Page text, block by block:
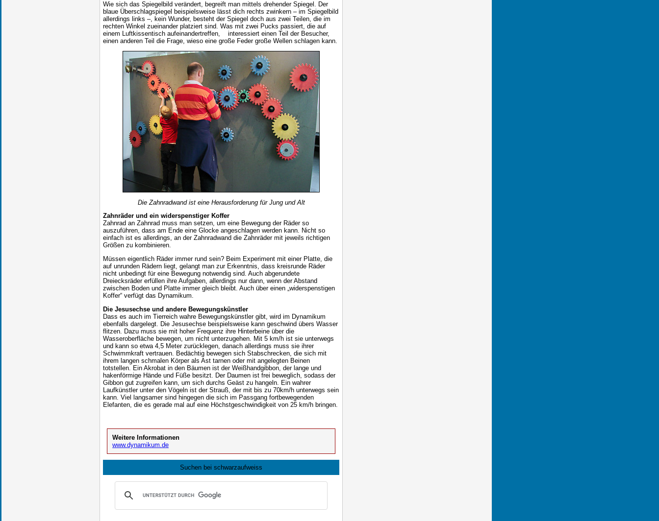
Wie sich das Spiegelbild verändert, begreift man mittels drehender Spiegel. Der
blaue Überschlagspiegel beispielsweise lässt dich rechts zwinkern – im Spiegelbild
allerdings links –, kein Wunder, besteht der Spiegel doch aus zwei Teilen, die im
rechten Winkel zueinander platziert sind. Was mit zwei Pucks passiert, die auf
einem Luftkissentisch aufeinandertreffen, interessiert einen Teil der Besucher,
einen anderen Teil die Frage, wieso eine große Feder große Wellen schlagen kann.
Die Zahnradwand ist eine Herausforderung für Jung und Alt
Zahnräder und ein widerspenstiger Koffer
Zahnrad an Zahnrad muss man setzen, um eine Bewegung der Räder so
auszuführen, dass am Ende eine Glocke angeschlagen werden kann. Nicht so
einfach ist es allerdings, an der Zahnradwand die Zahnräder mit jeweils richtigen
Größen zu kombinieren.
Müssen eigentlich Räder immer rund sein? Beim Experiment mit einer Platte, die
auf unrunden Rädern liegt, gelangt man zur Erkenntnis, dass kreisrunde Räder
nicht unbedingt für eine Bewegung notwendig sind. Auch abgerundete
Dreiecksräder erfüllen ihre Aufgaben, allerdings nur dann, wenn der Abstand
zwischen Boden und Platte immer gleich bleibt. Auch über einen „widerspenstigen
Koffer“ verfügt das Dynamikum.
Die Jesusechse und andere Bewegungskünstler
Dass es auch im Tierreich wahre Bewegungskünstler gibt, wird im Dynamikum
ebenfalls dargelegt. Die Jesusechse beispielsweise kann geschwind übers Wasser
flitzen. Dazu muss sie mit hoher Frequenz ihre Hinterbeine über die
Wasseroberfläche bewegen, um nicht unterzugehen. Mit 5 km/h ist sie unterwegs
und kann so etwa 4,5 Meter zurücklegen, danach allerdings muss sie ihrer
Schwimmkraft vertrauen. Bedächtig bewegen sich Stabschrecken, die sich mit
ihrem langen schmalen Körper als Ast tarnen oder mit angelegten Beinen
totstellen. Ein Akrobat in den Bäumen ist der Weißhandgibbon, der lange und
hakenförmige Hände und Füße besitzt. Der Daumen ist frei beweglich, sodass der
Gibbon gut zugreifen kann, um sich durchs Geäst zu hangeln. Ein wahrer
Laufkünstler unter den Vögeln ist der Strauß, der mit bis zu 70km/h unterwegs sein
kann. Viel langsamer sind hingegen die sich im Passgang fortbewegenden
Elefanten, die es gerade mal auf eine Höchstgeschwindigkeit von 25 km/h bringen.
Weitere Informationen
www.dynamikum.de
Suchen bei schwarzaufweiss